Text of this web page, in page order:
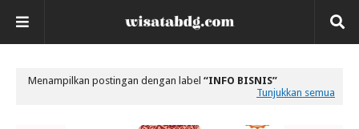
Menampilkan postingan dengan label
INFO BISNIS
Tunjukkan semua